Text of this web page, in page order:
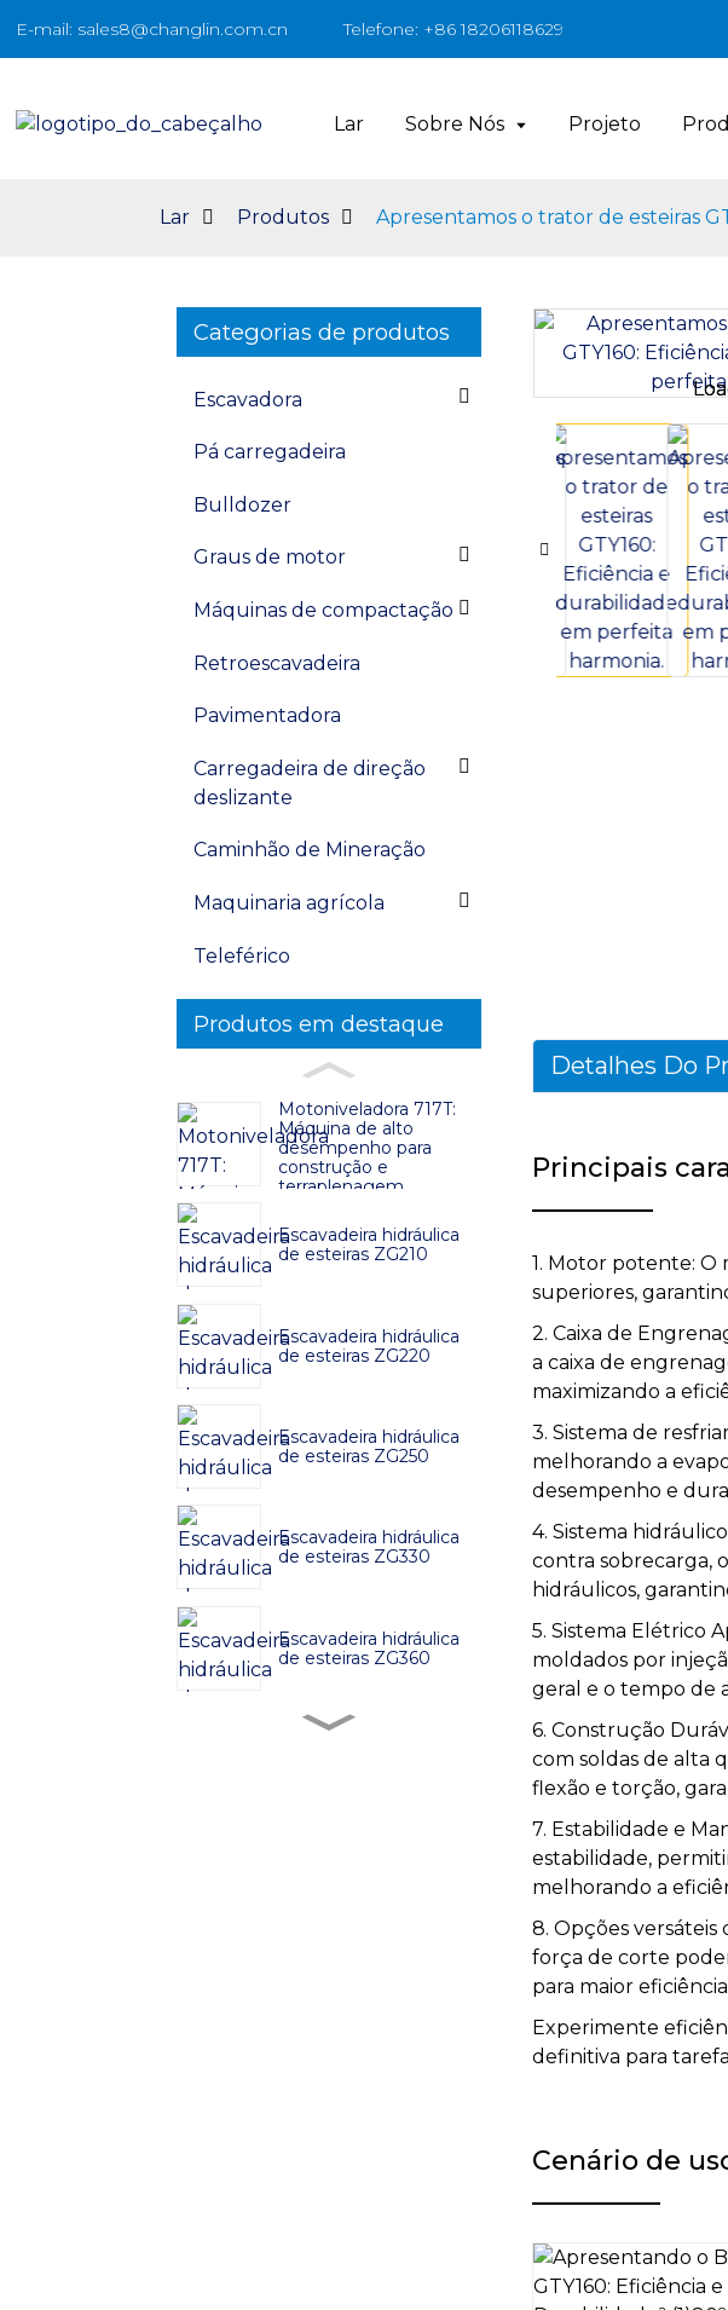
E-mail: sales8@changlin.com.cn Telefone: +86 18206118629
Lar Sobre Nós Projeto
Lar Produtos Apresentamos o trator de esteiras
Categorias de produtos
Escavadora
Pá carregadeira
Bulldozer
Graus de motor
Máquinas de compactação
Retroescavadeira
Pavimentadora
Carregadeira de direção
deslizante
Caminhão de Mineração
Maquinaria agrícola
Teleférico
Produtos em destaque
Motoniveladora 717T:
Máquina de alto
desempenho para
construção e
terraplenagem
Escavadeira hidráulica
de esteiras ZG210
Escavadeira hidráulica
de esteiras ZG220
Escavadeira hidráulica
de esteiras ZG250
Escavadeira hidráulica
de esteiras ZG330
Escavadeira hidráulica
de esteiras ZG360
Loading...
Loading...
Detalhes Do
Principais
1. Motor potente: O
superiores,
2. Caixa de
a caixa de
maximizando a
3. Sistema de
melhorando a
desempenho e
4. Sistema
contra sobrecarga,
hidráulicos,
5. Sistema Elétrico
moldados por
geral e o tempo de
6. Construção
com soldas de alta
flexão e torção,
7. Estabilidade e
estabilidade,
melhorando a
8. Opções
força de corte
para maior
Experimente
definitiva para
Cenário de